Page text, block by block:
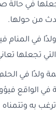
في حالة
من حولها.
ولدًا في
تجعلها
ولدًا في
الواقع
به